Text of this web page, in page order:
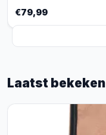
€79,99
Laatst bekeken